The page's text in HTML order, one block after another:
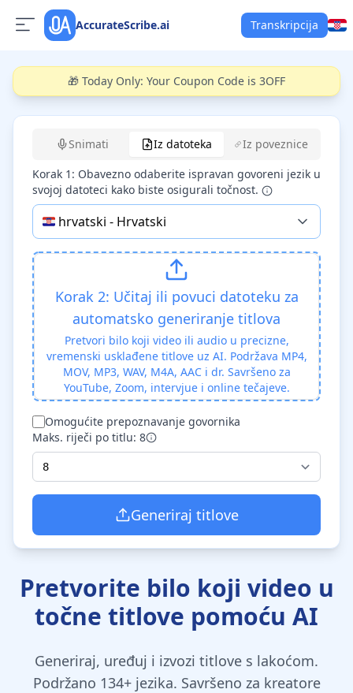
AccurateScribe.ai Transkripcija
🎁 Today Only: Your Coupon Code is 3OFF
Snimati Iz datoteka
Iz poveznice
Korak 1: Obavezno odaberite ispravan govoreni jezik u
svojoj datoteci kako biste osigurali točnost.
🇭🇷 hrvatski - Hrvatski
Korak 2: Učitaj ili povuci datoteku za
automatsko generiranje titlova
Pretvori bilo koji video ili audio u precizne,
vremenski usklađene titlove uz AI. Podržava MP4,
MOV, MP3, WAV, M4A, AAC i dr. Savršeno za
YouTube, Zoom, intervjue i online tečajeve.
Omogućite prepoznavanje govornika
Maks. riječi po titlu: 8
Generiraj titlove
Pretvorite bilo koji video u
točne titlove pomoću AI
Generiraj, uređuj i izvozi titlove s lakoćom.
Podržano 134+ jezika. Savršeno za kreatore